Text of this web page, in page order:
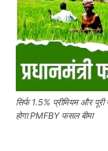
सिर्फ 1.5% प्रीमियम और
होगा PMFBY फसल बीमा